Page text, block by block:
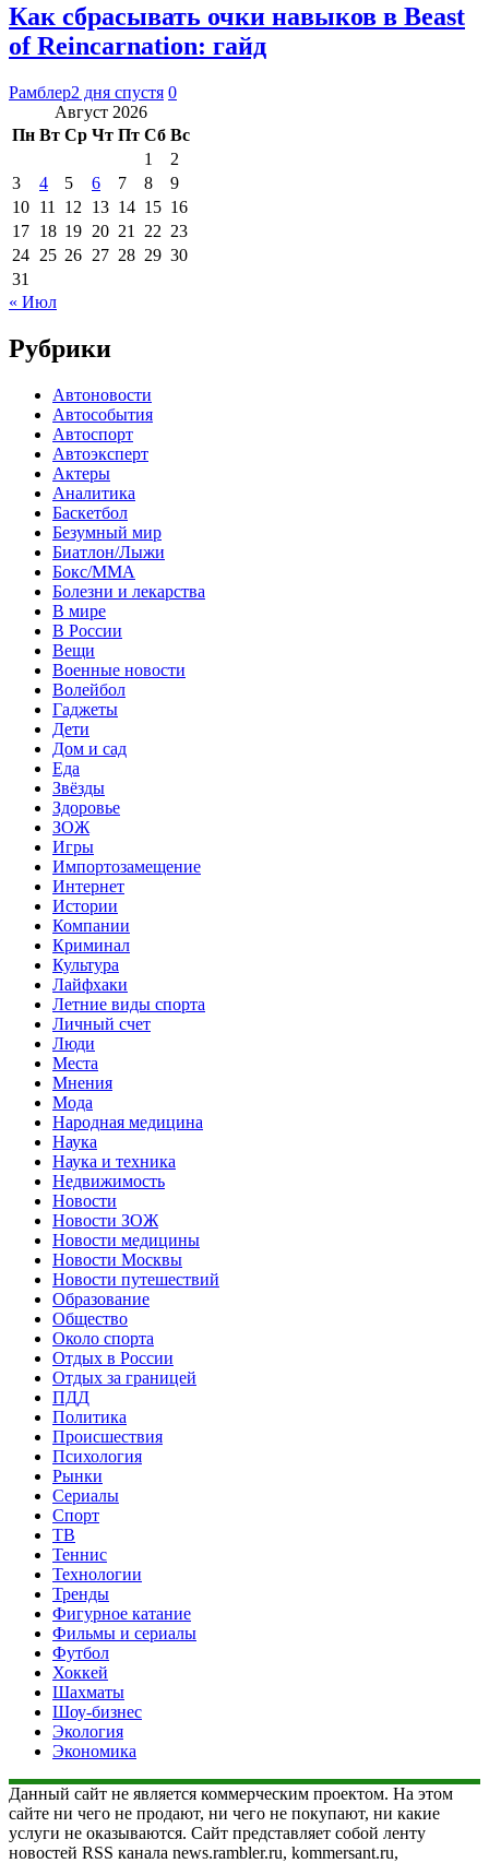
Как сбрасывать очки навыков в Beast
of Reincarnation: гайд
Рамблер2 дня спустя 0
Август 2026
Пн Вт Ср Чт Пт Сб Вс
1
2
3
4 5 6 7 8
9
10 11 12 13 14 15 16
17 18 19 20 21 22 23
24 25 26 27 28 29 30
31
« Июл
Рубрики
Автоновости
Автособытия
Автоспорт
Автоэксперт
Актеры
Аналитика
Баскетбол
Безумный мир
Биатлон/Лыжи
Бокс/MMA
Болезни и лекарства
В мире
В России
Вещи
Военные новости
Волейбол
Гаджеты
Дети
Дом и сад
Еда
Звёзды
Здоровье
ЗОЖ
Игры
Импортозамещение
Интернет
Истории
Компании
Криминал
Культура
Лайфхаки
Летние виды спорта
Личный счет
Люди
Места
Мнения
Мода
Народная медицина
Наука
Наука и техника
Недвижимость
Новости
Новости ЗОЖ
Новости медицины
Новости Москвы
Новости путешествий
Образование
Общество
Около спорта
Отдых в России
Отдых за границей
ПДД
Политика
Происшествия
Психология
Рынки
Сериалы
Спорт
ТВ
Теннис
Технологии
Тренды
Фигурное катание
Фильмы и сериалы
Футбол
Хоккей
Шахматы
Шоу-бизнес
Экология
Экономика
Данный сайт не является коммерческим проектом. На этом
сайте ни чего не продают, ни чего не покупают, ни какие
услуги не оказываются. Сайт представляет собой ленту
новостей RSS канала news.rambler.ru, kommersant.ru,